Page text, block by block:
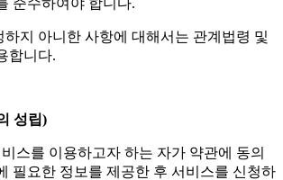
지 아니한 사항에 대해서는 관계법령 및
합니다.
성립)
스를 이용하고자 하는 자가 약관에 동의
필요한 정보를 제공한 후 서비스를 신청하